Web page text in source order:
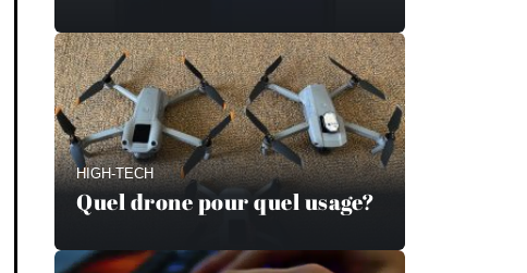
HIGH-TECH
Quel drone pour quel usage?